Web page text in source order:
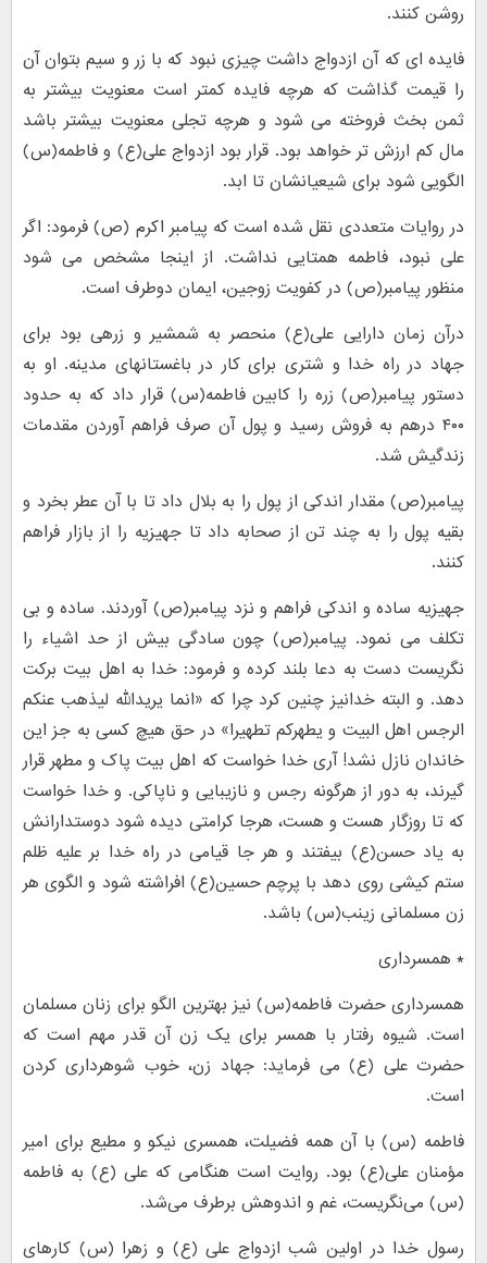
روشن کنند.
فایده ای که آن ازدواج داشت چیزی نبود که با زر و سیم بتوان آن
را قیمت گذاشت که هرچه فایده کمتر است معنویت بیشتر به
ثمن بخث فروخته می شود و هرچه تجلی معنویت بیشتر باشد
مال کم ارزش تر خواهد بود. قرار بود ازدواج علی(ع) و فاطمه(س)
الگویی شود برای شیعیانشان تا ابد.
در روایات متعددی نقل شده است که پیامبر اکرم (ص) فرمود: اگر
علی نبود، فاطمه همتایی نداشت. از اینجا مشخص می شود
منظور پیامبر(ص) در کفویت زوجین، ایمان دوطرف است.
درآن زمان دارایی علی(ع) منحصر به شمشیر و زرهی بود برای
جهاد در راه خدا و شتری برای کار در باغستانهای مدینه. او به
دستور پیامبر(ص) زره را کابین فاطمه(س) قرار داد که به حدود
۴۰۰ درهم به فروش رسید و پول آن صرف فراهم آوردن مقدمات
زندگیش شد.
پیامبر(ص) مقدار اندکی از پول را به بلال داد تا با آن عطر بخرد و
بقیه پول را به چند تن از صحابه داد تا جهیزیه را از بازار فراهم
کنند.
جهیزیه ساده و اندکی فراهم و نزد پیامبر(ص) آوردند. ساده و بی
تکلف می نمود. پیامبر(ص) چون سادگی بیش از حد اشیاء را
نگریست دست به دعا بلند کرده و فرمود: خدا به اهل بیت برکت
دهد. و البته خدانیز چنین کرد چرا که «انما یریدالله لیذهب عنکم
الرجس اهل البیت و یطهرکم تطهیرا» در حق هیچ کسی به جز این
خاندان نازل نشد! آری خدا خواست که اهل بیت پاک و مطهر قرار
گیرند، به دور از هرگونه رجس و نازیبایی و ناپاکی. و خدا خواست
که تا روزگار هست و هست، هرجا کرامتی دیده شود دوستدارانش
به یاد حسن(ع) بیفتند و هر جا قیامی در راه خدا بر علیه ظلم
ستم کیشی روی دهد با پرچم حسین(ع) افراشته شود و الگوی هر
زن مسلمانی زینب(س) باشد.
* همسرداری
همسرداری حضرت فاطمه(س) نیز بهترین الگو برای زنان مسلمان
است. شیوه رفتار با همسر برای یک زن آن قدر مهم است که
حضرت علی (ع) می فرماید: جهاد زن، خوب شوهرداری کردن
است.
فاطمه (س) با آن همه فضیلت، همسری نیکو و مطیع برای امیر
مؤمنان علی(ع) بود. روایت است هنگامی که علی (ع) به فاطمه
(س) می‌نگریست، غم و اندوهش برطرف می‌شد.
رسول خدا در اولین شب ازدواج علی (ع) و زهرا (س) کارهای